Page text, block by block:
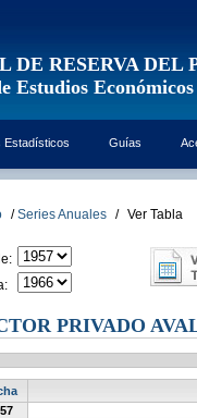
DE RESERVA DEL
Estudios Económicos
Estadísticos Guías
/ Series Anuales / Ver Tabla
PRIVADO